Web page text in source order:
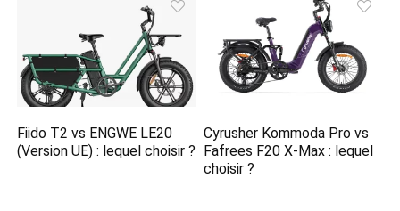
Fiido T2 vs ENGWE LE20
(Version UE) : lequel choisir ?
Cyrusher Kommoda Pro vs
Fafrees F20 X-Max : lequel
choisir ?